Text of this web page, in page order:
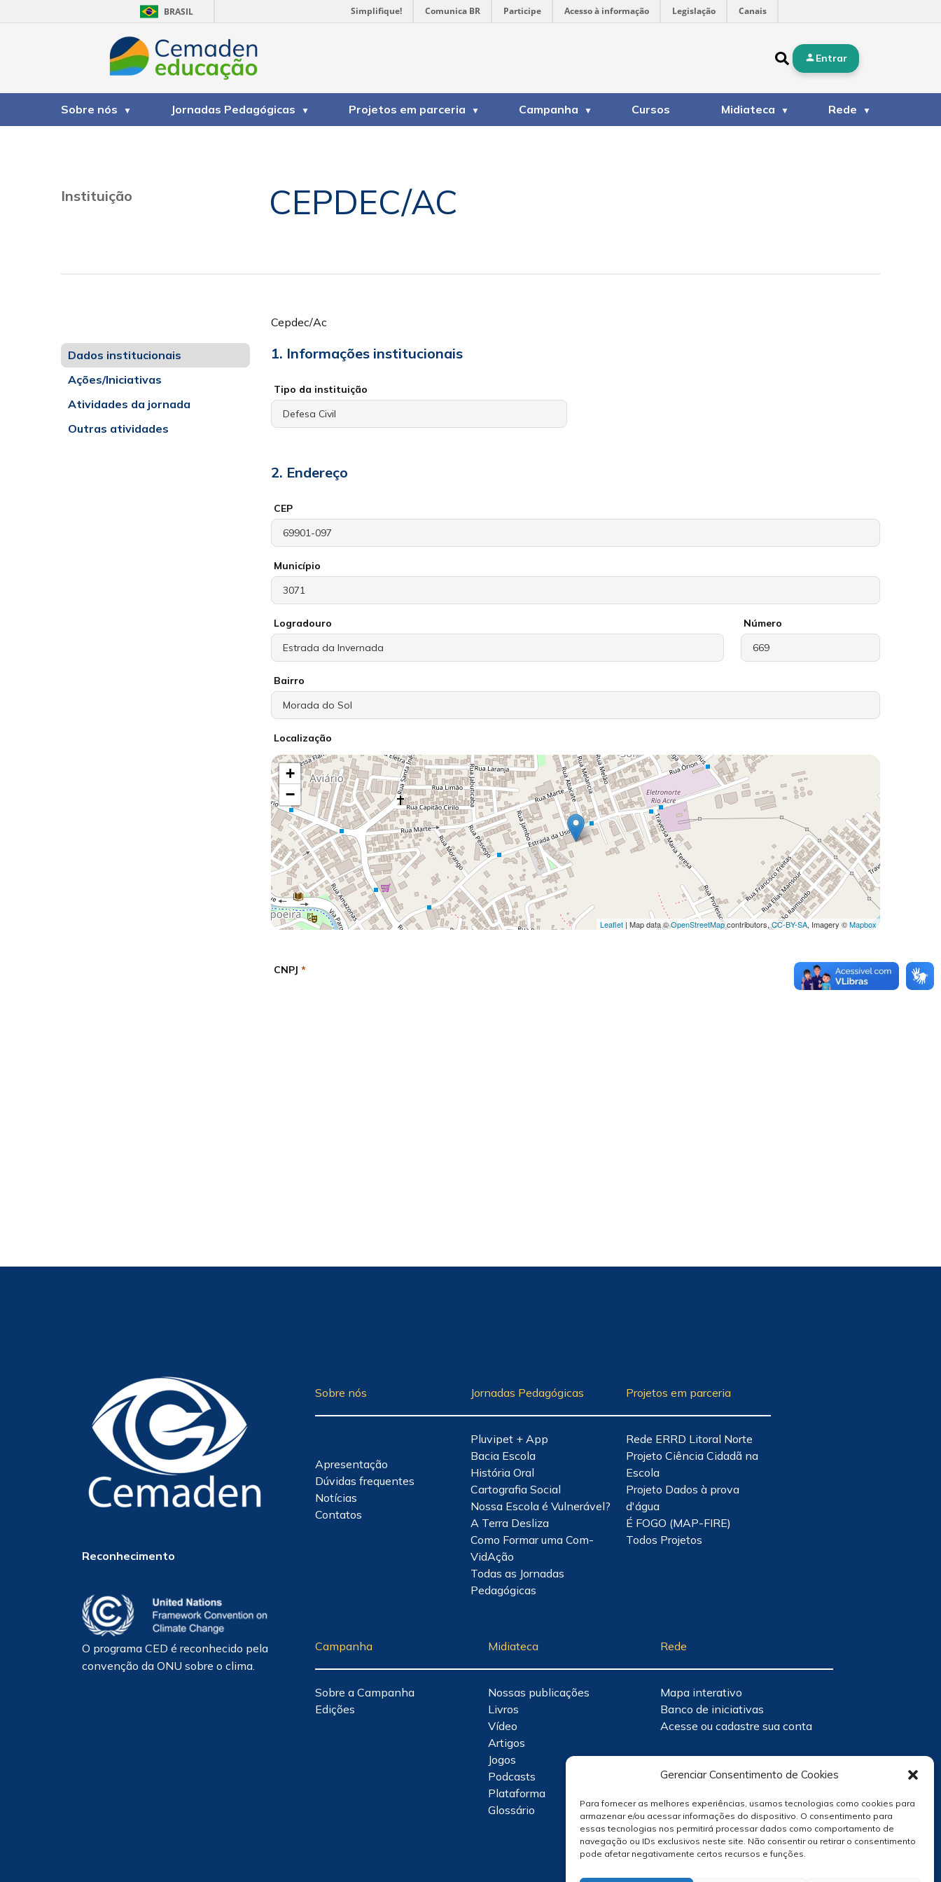
Gerenciar Consentimento de Cookies
Para fornecer as melhores experiências, usamos tecnologias como cookies para
armazenar e/ou acessar informações do dispositivo. O consentimento para
essas tecnologias nos permitirá processar dados como comportamento de
navegação ou IDs exclusivos neste site. Não consentir ou retirar o consentimento
pode afetar negativamente certos recursos e funções.
BRASIL Simplifique! Comunica BR Participe Acesso à informação Legislação Canais
Entrar
Sobre nós Jornadas Pedagógicas Projetos em parceria Campanha Cursos Midiateca Rede
Instituição CEPDEC/AC
Dados institucionais
Ações/Iniciativas
Atividades da jornada
Outras atividades
Cepdec/Ac
1. Informações institucionais
Tipo da instituição
2. Endereço
CEP
Município
Logradouro Número
Bairro
Localização
+
−
Leaflet | Map data ©OpenStreetMapcontributors, CC-BY-SA, Imagery ©Mapbox
CNPJ *
Reconhecimento
O programa CED é reconhecido pela
convenção da ONU sobre o clima.
Sobre nós
Apresentação
Dúvidas frequentes
Notícias
Contatos
Jornadas Pedagógicas
Pluvipet + App
Bacia Escola
História Oral
Cartografia Social
Nossa Escola é Vulnerável?
A Terra Desliza
Como Formar uma Com-
VidAção
Todas as Jornadas
Pedagógicas
Projetos em parceria
Rede ERRD Litoral Norte
Projeto Ciência Cidadã na
Escola
Projeto Dados à prova
d'água
É FOGO (MAP-FIRE)
Todos Projetos
Campanha
Sobre a Campanha
Edições
Midiateca
Nossas publicações
Livros
Vídeo
Artigos
Jogos
Podcasts
Plataforma
Glossário
Rede
Mapa interativo
Banco de iniciativas
Acesse ou cadastre sua conta